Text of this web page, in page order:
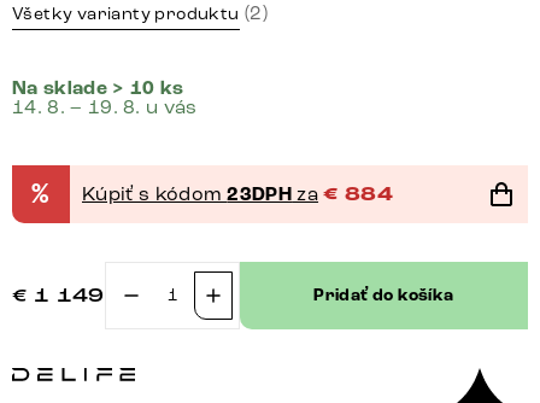
Všetky varianty produktu (2)
Na sklade > 10 ks
14. 8. – 19. 8. u vás
% Kúpiť s kódom23DPH za € 884
€ 1 149
množstvo
stolík
Pridať do košíka